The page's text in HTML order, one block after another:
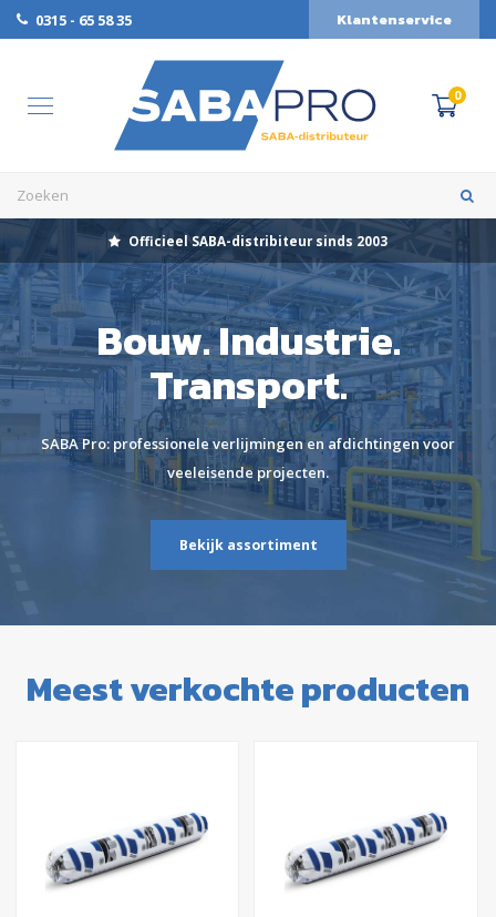
0315 - 65 58 35 Klantenservice
0
Officieel SABA-distribiteur sinds 2003
Bouw. Industrie.
Transport.
SABA Pro: professionele verlijmingen en afdichtingen voor
veeleisende projecten.
Bekijk assortiment
Meest verkochte producten